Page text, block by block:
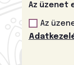
Az üzenet
Az